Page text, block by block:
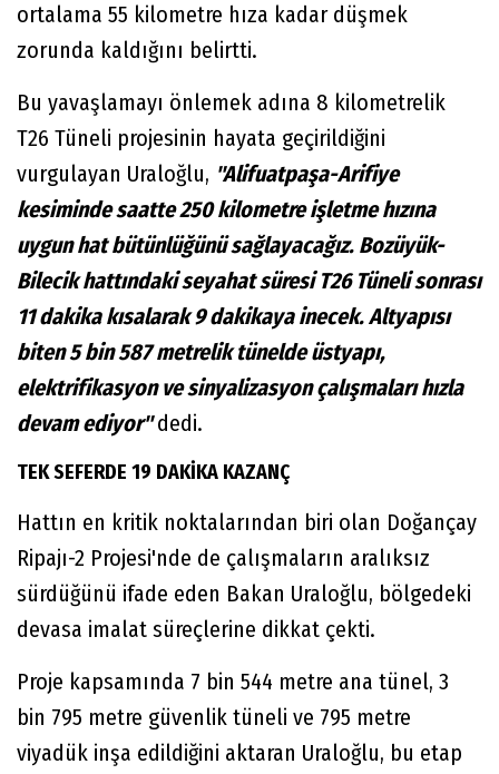
ortalama 55 kilometre hıza kadar düşmek
zorunda kaldığını belirtti.
Bu yavaşlamayı önlemek adına 8 kilometrelik
T26 Tüneli projesinin hayata geçirildiğini
vurgulayan Uraloğlu, "Alifuatpaşa-Arifiye
kesiminde saatte 250 kilometre işletme hızına
uygun hat bütünlüğünü sağlayacağız. Bozüyük-
Bilecik hattındaki seyahat süresi T26 Tüneli sonrası
11 dakika kısalarak 9 dakikaya inecek. Altyapısı
biten 5 bin 587 metrelik tünelde üstyapı,
elektrifikasyon ve sinyalizasyon çalışmaları hızla
devam ediyor"dedi.
TEK SEFERDE 19 DAKİKA KAZANÇ
Hattın en kritik noktalarından biri olan Doğançay
Ripajı-2 Projesi'nde de çalışmaların aralıksız
sürdüğünü ifade eden Bakan Uraloğlu, bölgedeki
devasa imalat süreçlerine dikkat çekti.
Proje kapsamında 7 bin 544 metre ana tünel, 3
bin 795 metre güvenlik tüneli ve 795 metre
viyadük inşa edildiğini aktaran Uraloğlu, bu etap